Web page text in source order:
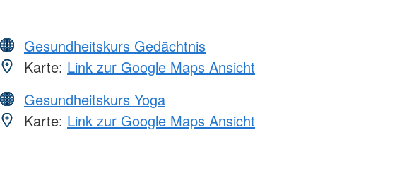
Gesundheitskurs Gedächtnis
Karte: Link zur Google Maps Ansicht
Gesundheitskurs Yoga
Karte: Link zur Google Maps Ansicht